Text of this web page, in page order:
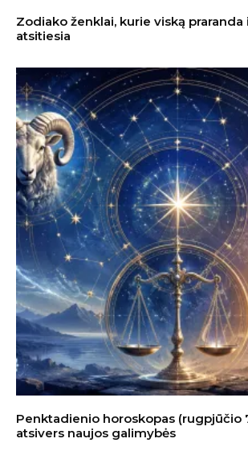
Zodiako ženklai, kurie viską praranda
atsitiesia
Penktadienio horoskopas (rugpjūčio
atsivers naujos galimybės